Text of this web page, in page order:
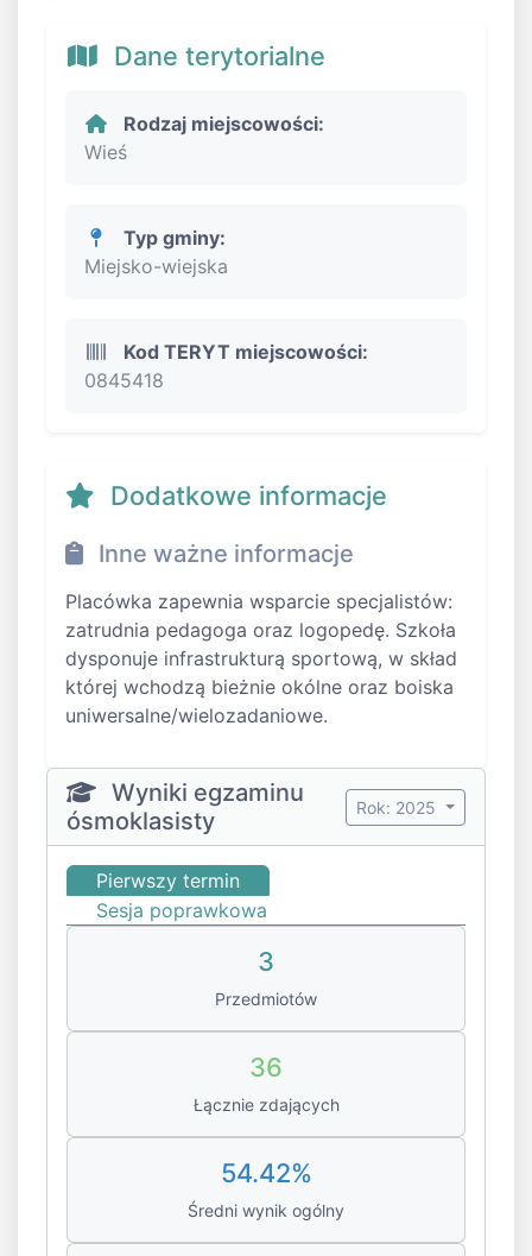
Dane terytorialne
Rodzaj miejscowości:
Wieś
Typ gminy:
Miejsko-wiejska
Kod TERYT miejscowości:
0845418
Dodatkowe informacje
Inne ważne informacje
Placówka zapewnia wsparcie specjalistów:
zatrudnia pedagoga oraz logopedę. Szkoła
dysponuje infrastrukturą sportową, w skład
której wchodzą bieżnie okólne oraz boiska
uniwersalne/wielozadaniowe.
Wyniki egzaminu
ósmoklasisty
Rok: 2025
Pierwszy termin
Sesja poprawkowa
3
Przedmiotów
36
Łącznie zdających
54.42%
Średni wynik ogólny